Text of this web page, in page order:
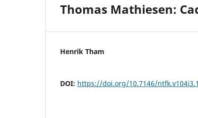
Thomas Mathiesen:
Henrik Tham
DOI: https://doi.org/10.7146/